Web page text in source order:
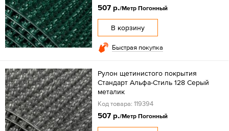
507 р./Метр Погонный
В корзину
Быстрая покупка
Рулон щетинистого покрытия
Стандарт Альфа-Стиль 128 Серый
металик
Код товара: 119394
507 р./Метр Погонный